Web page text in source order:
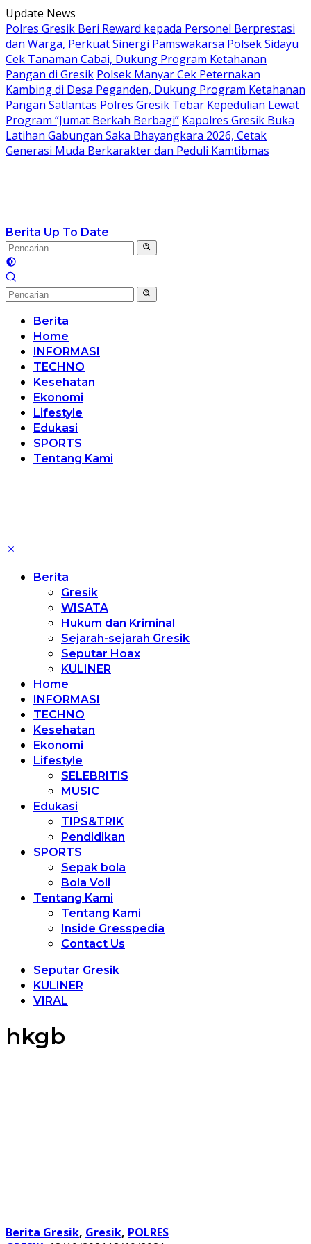
Langsung
ke
konten
Update News
Polres Gresik Beri Reward kepada Personel Berprestasi
dan Warga, Perkuat Sinergi Pamswakarsa Polsek Sidayu
Cek Tanaman Cabai, Dukung Program Ketahanan
Pangan di Gresik Polsek Manyar Cek Peternakan
Kambing di Desa Peganden, Dukung Program Ketahanan
Pangan Satlantas Polres Gresik Tebar Kepedulian Lewat
Program “Jumat Berkah Berbagi” Kapolres Gresik Buka
Latihan Gabungan Saka Bhayangkara 2026, Cetak
Generasi Muda Berkarakter dan Peduli Kamtibmas
Berita Up To Date
Berita
Home
INFORMASI
TECHNO
Kesehatan
Ekonomi
Lifestyle
Edukasi
SPORTS
Tentang Kami
Berita
Gresik
WISATA
Hukum dan Kriminal
Sejarah-sejarah Gresik
Seputar Hoax
KULINER
Home
INFORMASI
TECHNO
Kesehatan
Ekonomi
Lifestyle
SELEBRITIS
MUSIC
Edukasi
TIPS&TRIK
Pendidikan
SPORTS
Sepak bola
Bola Voli
Tentang Kami
Tentang Kami
Inside Gresspedia
Contact Us
Seputar Gresik
KULINER
VIRAL
hkgb
Berita Gresik, Gresik, POLRES